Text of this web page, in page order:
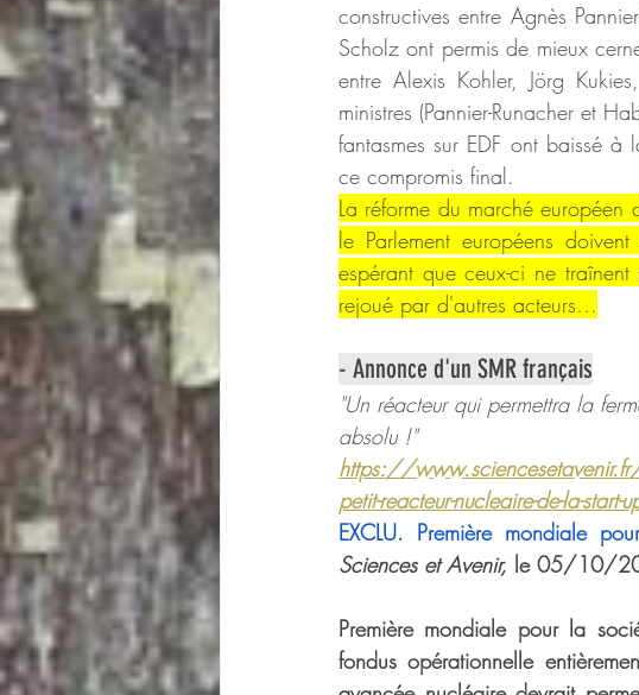
constructives entre Agnès
Scholz ont permis de mieux
entre Alexis Kohler, Jörg
ministres (Pannier-Runacher et
fantasmes sur EDF ont baissé
ce compromis final.
La réforme du marché
le Parlement européens
espérant que ceux-ci ne
rejoué par d'autres acteurs…
- Annonce d'un SMR français
"Un réacteur qui permettra la
absolu !"
https://www.sciencesetavenir.fr/
petit-reacteur-nucleaire-de-la-
EXCLU. Première mondiale
Sciences et Avenir, le 05/10/
Première mondiale pour la
fondus opérationnelle